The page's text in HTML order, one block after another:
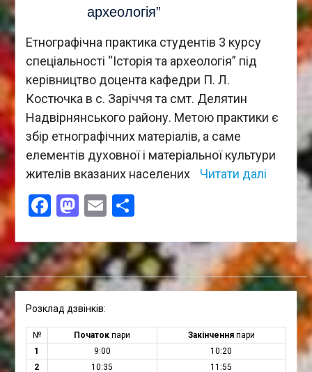
археологія”
Етнографічна практика студентів 3 курсу
спеціальності “Історія та археологія” під
керівництво доцента кафедри П. Л.
Костючка в с. Заріччя та смт. Делятин
Надвірнянського району. Метою практики є
збір етнографічних матеріалів, а саме
елементів духовної і матеріальної культури
жителів вказаних населених
Читати далі
Facebook
Mastodon
Email
Розклад дзвінків:
№ Початок пари Закінченняпари
1
9:00
10:20
2
10:35
11:55